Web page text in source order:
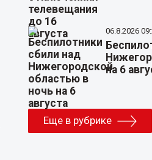
06.8.2026
на 6
Еще в рубрике